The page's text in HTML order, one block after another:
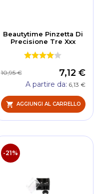
Beautytime Pinzetta Di
Precisione Tre Xxx
7,12 €
10,95 €
A partire da 6,13 €
AGGIUNGI AL CARRELLO
-21%